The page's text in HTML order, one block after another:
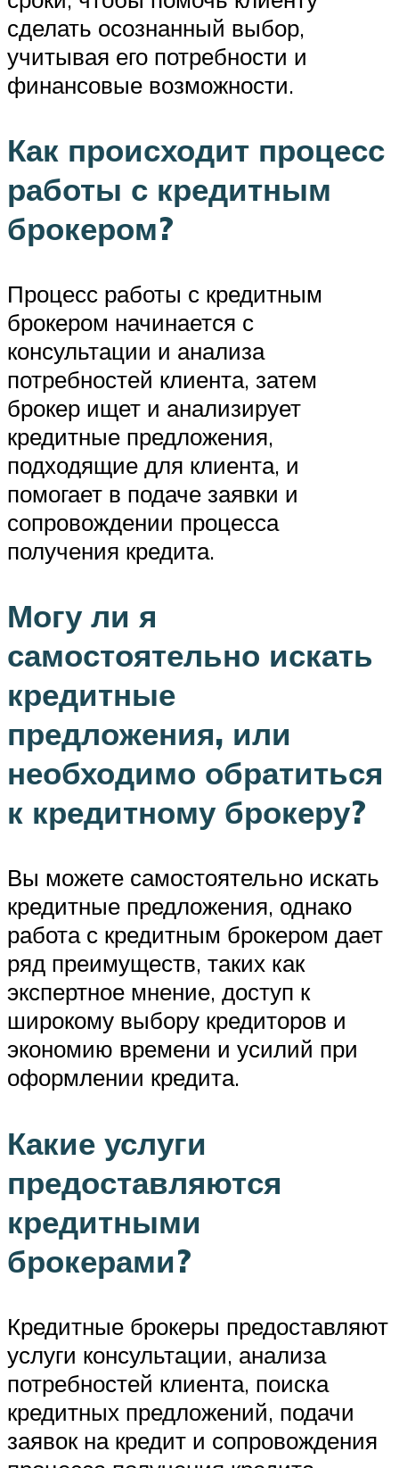
сделать осознанный выбор,
учитывая его потребности и
финансовые возможности.
Как происходит процесс
работы с кредитным
брокером?
Процесс работы с кредитным
брокером начинается с
консультации и анализа
потребностей клиента, затем
брокер ищет и анализирует
кредитные предложения,
подходящие для клиента, и
помогает в подаче заявки и
сопровождении процесса
получения кредита.
Могу ли я
самостоятельно искать
кредитные
предложения, или
необходимо обратиться
к кредитному брокеру?
Вы можете самостоятельно искать
кредитные предложения, однако
работа с кредитным брокером дает
ряд преимуществ, таких как
экспертное мнение, доступ к
широкому выбору кредиторов и
экономию времени и усилий при
оформлении кредита.
Какие услуги
предоставляются
кредитными
брокерами?
Кредитные брокеры предоставляют
услуги консультации, анализа
потребностей клиента, поиска
кредитных предложений, подачи
заявок на кредит и сопровождения